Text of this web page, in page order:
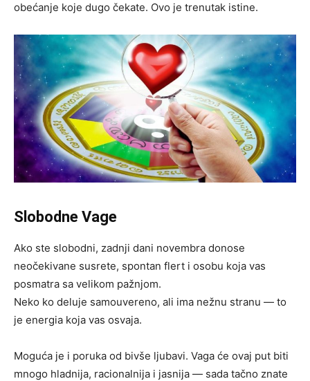
obećanje koje dugo čekate. Ovo je trenutak istine.
Slobodne Vage
Ako ste slobodni, zadnji dani novembra donose
neočekivane susrete, spontan flert i osobu koja vas
posmatra sa velikom pažnjom.
Neko ko deluje samouvereno, ali ima nežnu stranu — to
je energia koja vas osvaja.
Moguća je i poruka od bivše ljubavi. Vaga će ovaj put biti
mnogo hladnija, racionalnija i jasnija — sada tačno znate